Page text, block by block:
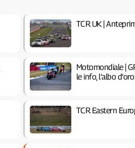
TCR UK |
Motomondiale |
le info, l’albo
TCR Eastern